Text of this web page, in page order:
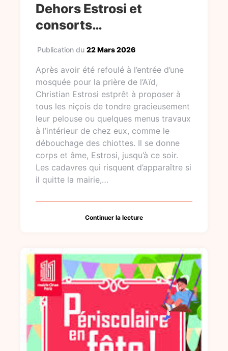
Dehors Estrosi et
consorts…
Publication du 22 Mars 2026
Après avoir été refoulé à l’entrée d’une
mosquée pour la prière de l’Aïd,
Christian Estrosi estprêt à proposer à
tous les niçois de tondre gracieusement
leur pelouse ou quelques menus travaux
à l’intérieur de chez eux, comme le
débouchage des chiottes. Il se donne
corps et âme, Estrosi, jusqu’à ce soir.
Les cadavres qui risquent d’apparaître si
il quitte la mairie,…
Continuer la lecture